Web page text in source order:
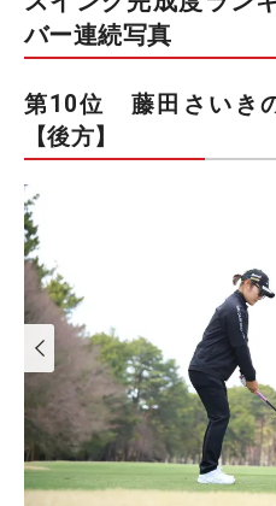
バー連続写真
第10位 藤田さいき
【後方】